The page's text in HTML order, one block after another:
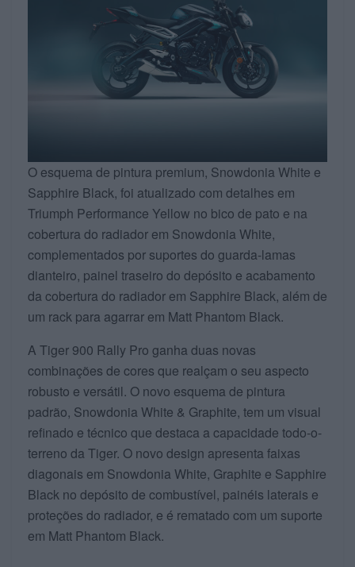
O esquema de pintura premium, Snowdonia White e
Sapphire Black, foi atualizado com detalhes em
Triumph Performance Yellow no bico de pato e na
cobertura do radiador em Snowdonia White,
complementados por suportes do guarda-lamas
dianteiro, painel traseiro do depósito e acabamento
da cobertura do radiador em Sapphire Black, além de
um rack para agarrar em Matt Phantom Black.
A Tiger 900 Rally Pro ganha duas novas
combinações de cores que realçam o seu aspecto
robusto e versátil. O novo esquema de pintura
padrão, Snowdonia White & Graphite, tem um visual
refinado e técnico que destaca a capacidade todo-o-
terreno da Tiger. O novo design apresenta faixas
diagonais em Snowdonia White, Graphite e Sapphire
Black no depósito de combustível, painéis laterais e
proteções do radiador, e é rematado com um suporte
em Matt Phantom Black.